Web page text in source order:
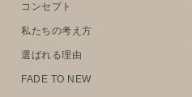
コンセプト
私たちの考え方
選ばれる理由
FADE TO NEW